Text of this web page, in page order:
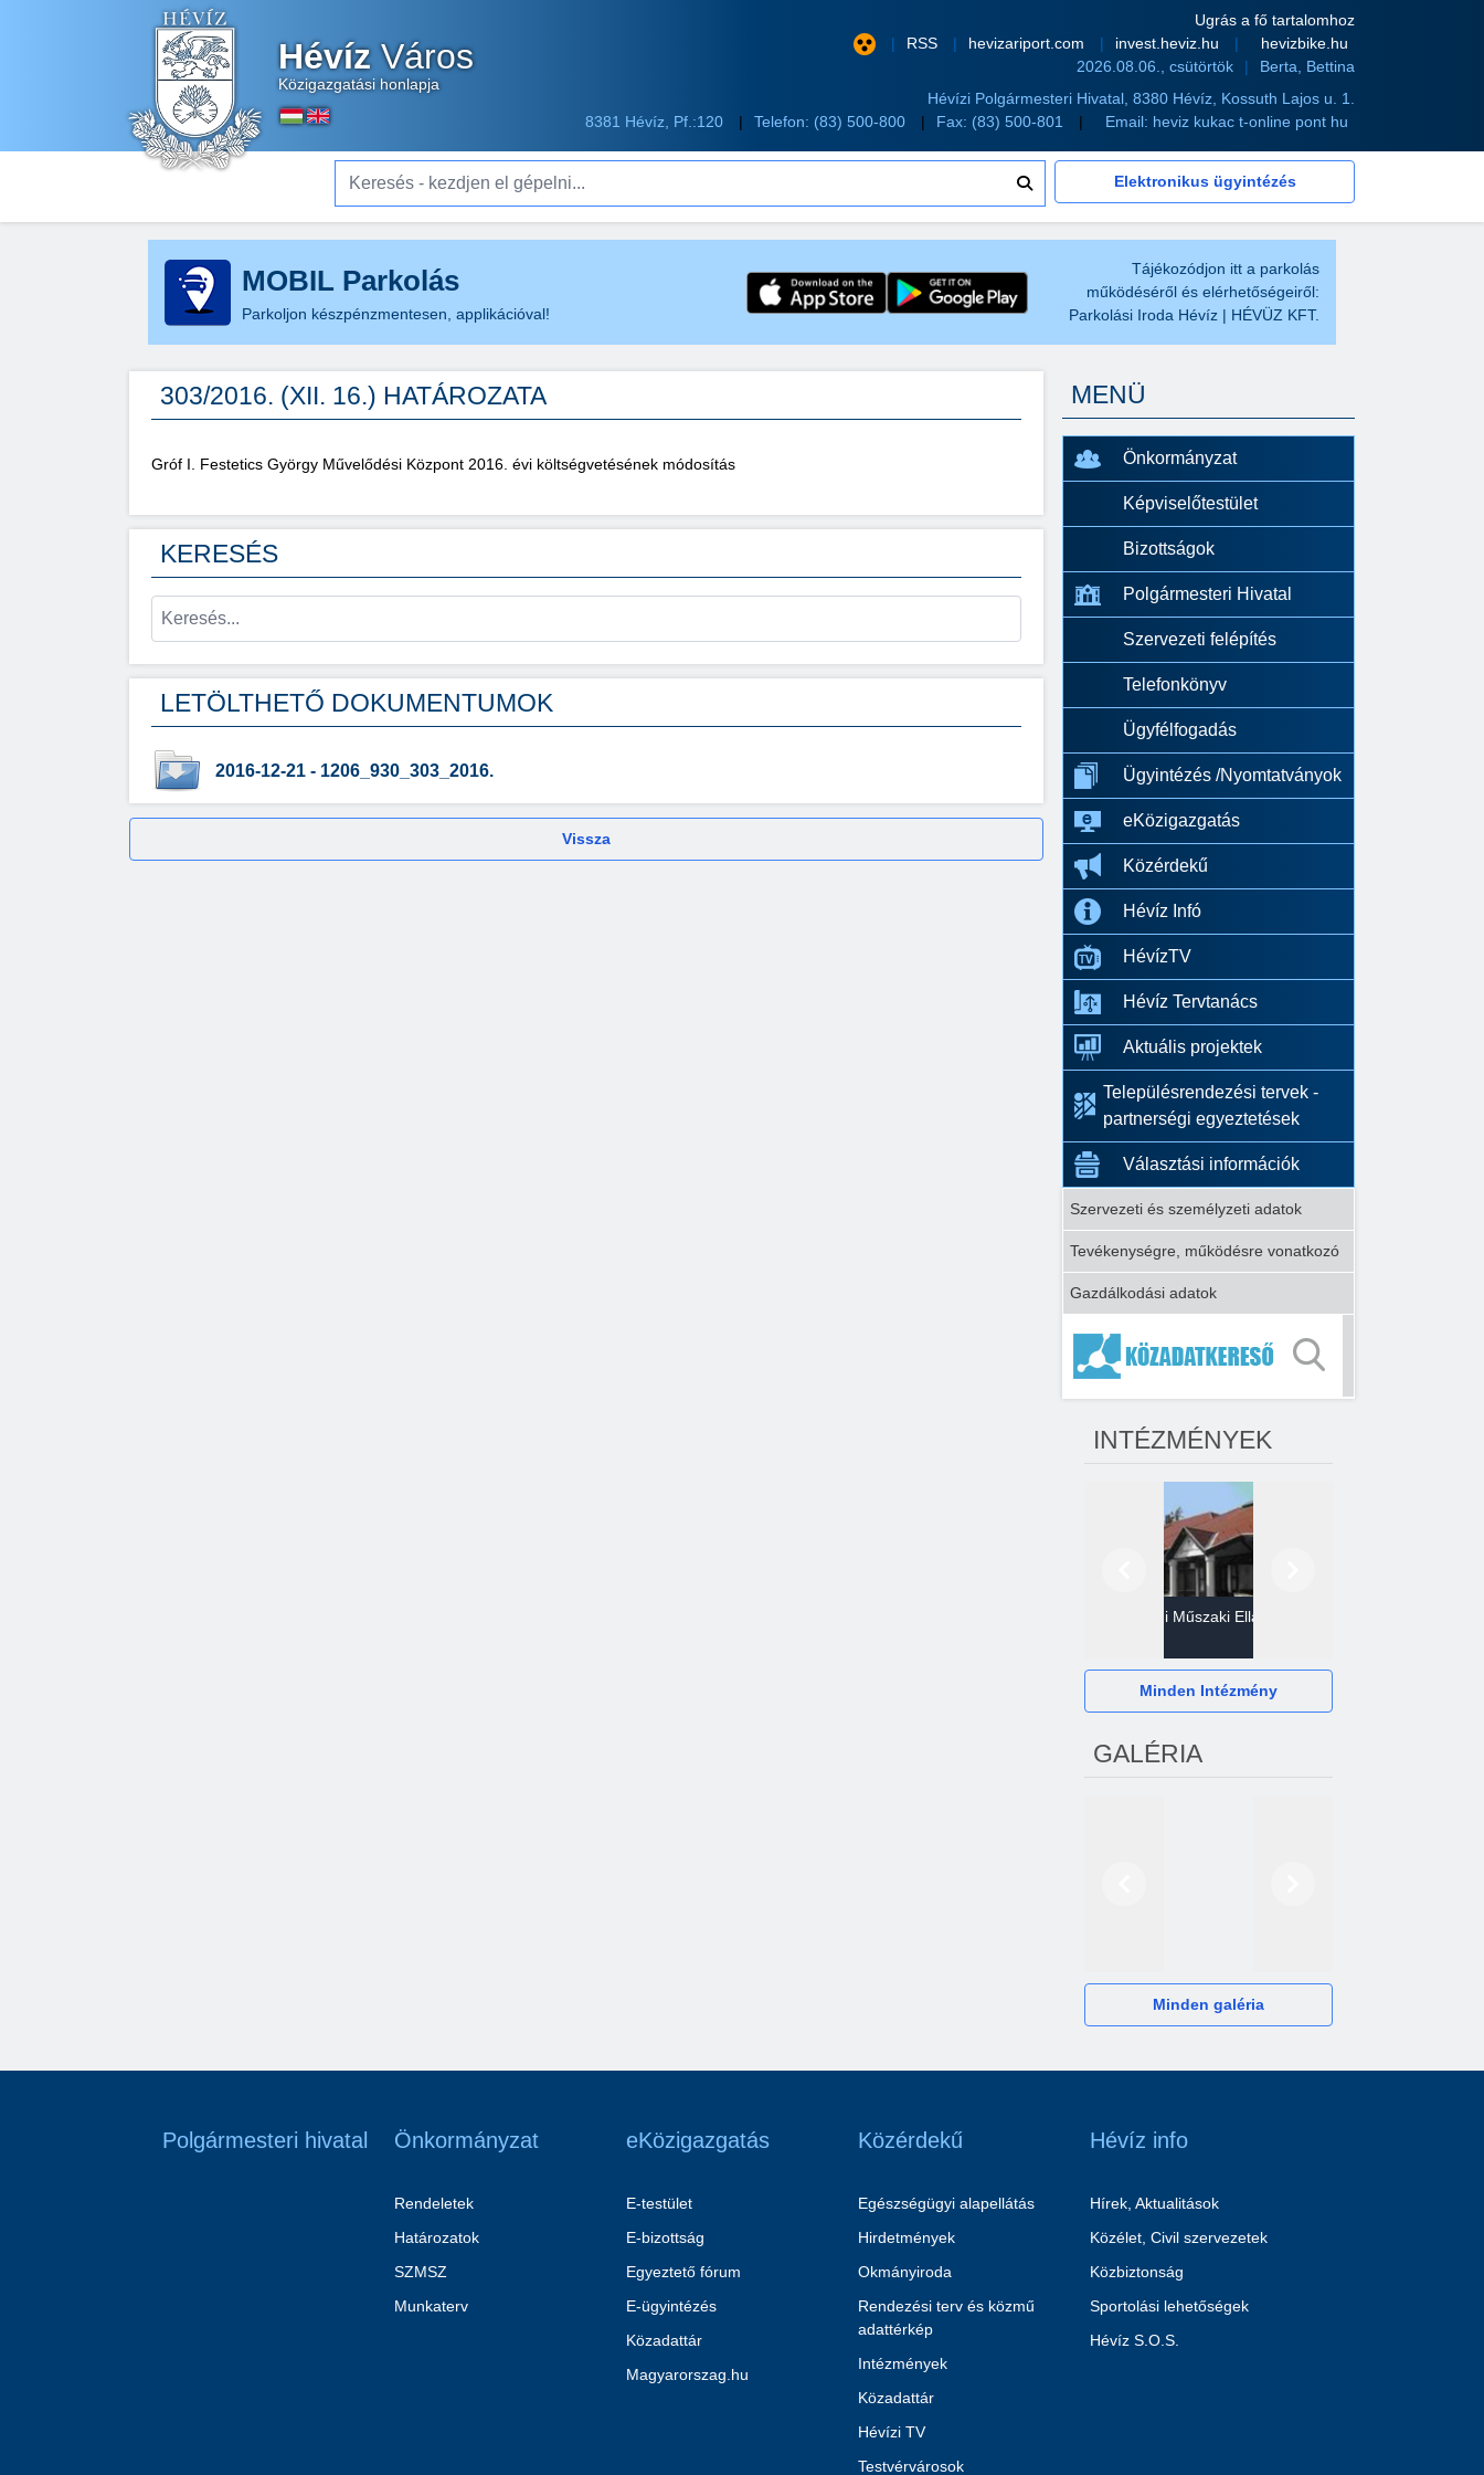
HévízVáros
Közigazgatási honlapja
Ugrás a fő tartalomhoz
RSS
hevizariport.com invest.heviz.hu
hevizbike.hu
2026.08.06., csütörtök
Berta, Bettina
Hévízi Polgármesteri Hivatal, 8380 Hévíz, Kossuth Lajos u. 1.
8381 Hévíz, Pf.:120
Telefon: (83) 500-800 Fax: (83) 500-801 Email: heviz kukac t-online pont hu
Keresés - kezdjen el gépelni...
Elektronikus ügyintézés
MOBIL Parkolás
Parkoljon készpénzmentesen, applikációval!
Tájékozódjon itt a parkolás
működéséről és elérhetőségeiről:
Parkolási Iroda Hévíz | HÉVÜZ KFT.
303/2016. (XII. 16.) HATÁROZATA
Gróf I. Festetics György Művelődési Központ 2016. évi költségvetésének módosítás
KERESÉS
LETÖLTHETŐ DOKUMENTUMOK
2016-12-21 - 1206_930_303_2016.
Vissza
MENÜ
Önkormányzat
Képviselőtestület
Bizottságok
Polgármesteri Hivatal
Szervezeti felépítés
Telefonkönyv
Ügyfélfogadás
Ügyintézés /Nyomtatványok
eKözigazgatás
Közérdekű
Hévíz Infó
HévízTV
Hévíz Tervtanács
Aktuális projektek
Településrendezési tervek -
partnerségi egyeztetések
Választási információk
Szervezeti és személyzeti adatok
Tevékenységre, működésre vonatkozó
Gazdálkodási adatok
INTÉZMÉNYEK
Gazdasági Műszaki Ellátó
Minden Intézmény
GALÉRIA
Minden galéria
Polgármesteri hivatal Önkormányzat
Rendeletek
Határozatok
SZMSZ
Munkaterv
eKözigazgatás
E-testület
E-bizottság
Egyeztető fórum
E-ügyintézés
Közadattár
Magyarorszag.hu
Közérdekű
Egészségügyi alapellátás
Hirdetmények
Okmányiroda
Rendezési terv és közmű
adattérkép
Intézmények
Közadattár
Hévízi TV
Testvérvárosok
Hévíz info
Hírek, Aktualitások
Közélet, Civil szervezetek
Közbiztonság
Sportolási lehetőségek
Hévíz S.O.S.